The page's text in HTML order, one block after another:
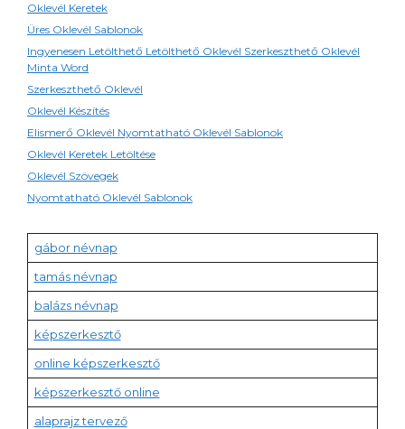
Oklevél Keretek
Üres Oklevél Sablonok
Ingyenesen Letölthető Letölthető Oklevél Szerkeszthető Oklevél
Minta Word
Szerkeszthető Oklevél
Oklevél Készítés
Elismerő Oklevél Nyomtatható Oklevél Sablonok
Oklevél Keretek Letöltése
Oklevél Szövegek
Nyomtatható Oklevél Sablonok
gábor névnap
tamás névnap
balázs névnap
képszerkesztő
online képszerkesztő
képszerkesztő online
alaprajz tervező